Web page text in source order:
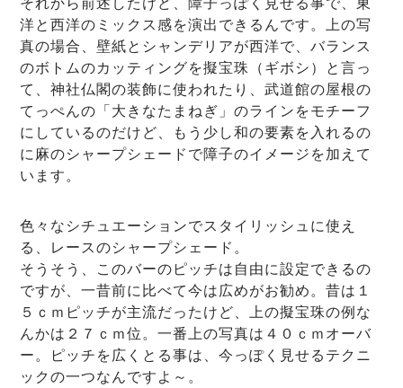
洋と西洋のミックス感を演出できるんです。上の写
真の場合、壁紙とシャンデリアが西洋で、バランス
のボトムのカッティングを擬宝珠（ギボシ）と言っ
て、神社仏閣の装飾に使われたり、武道館の屋根の
てっぺんの「大きなたまねぎ」のラインをモチーフ
にしているのだけど、もう少し和の要素を入れるの
に麻のシャープシェードで障子のイメージを加えて
います。
色々なシチュエーションでスタイリッシュに使え
る、レースのシャープシェード。
そうそう、このバーのピッチは自由に設定できるの
ですが、一昔前に比べて今は広めがお勧め。昔は１
５ｃｍピッチが主流だったけど、上の擬宝珠の例な
んかは２７ｃｍ位。一番上の写真は４０ｃｍオーバ
ー。ピッチを広くとる事は、今っぽく見せるテクニ
ックの一つなんですよ～。